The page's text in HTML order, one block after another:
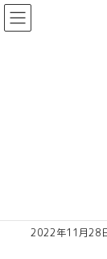
コ
ン
ナ
ビ
2022年11月28